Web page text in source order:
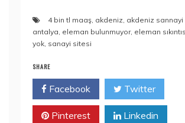
4 bin tl maaş, akdeniz, akdeniz sannayi
antalya, eleman bulunmuyor, eleman
yok, sanayi sitesi
SHARE
Facebook Twitter
Pinterest Linkedin